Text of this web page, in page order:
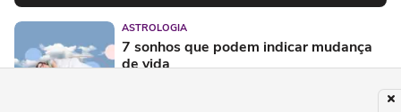
ASTROLOGIA
7 sonhos que podem indicar mudança
de vida